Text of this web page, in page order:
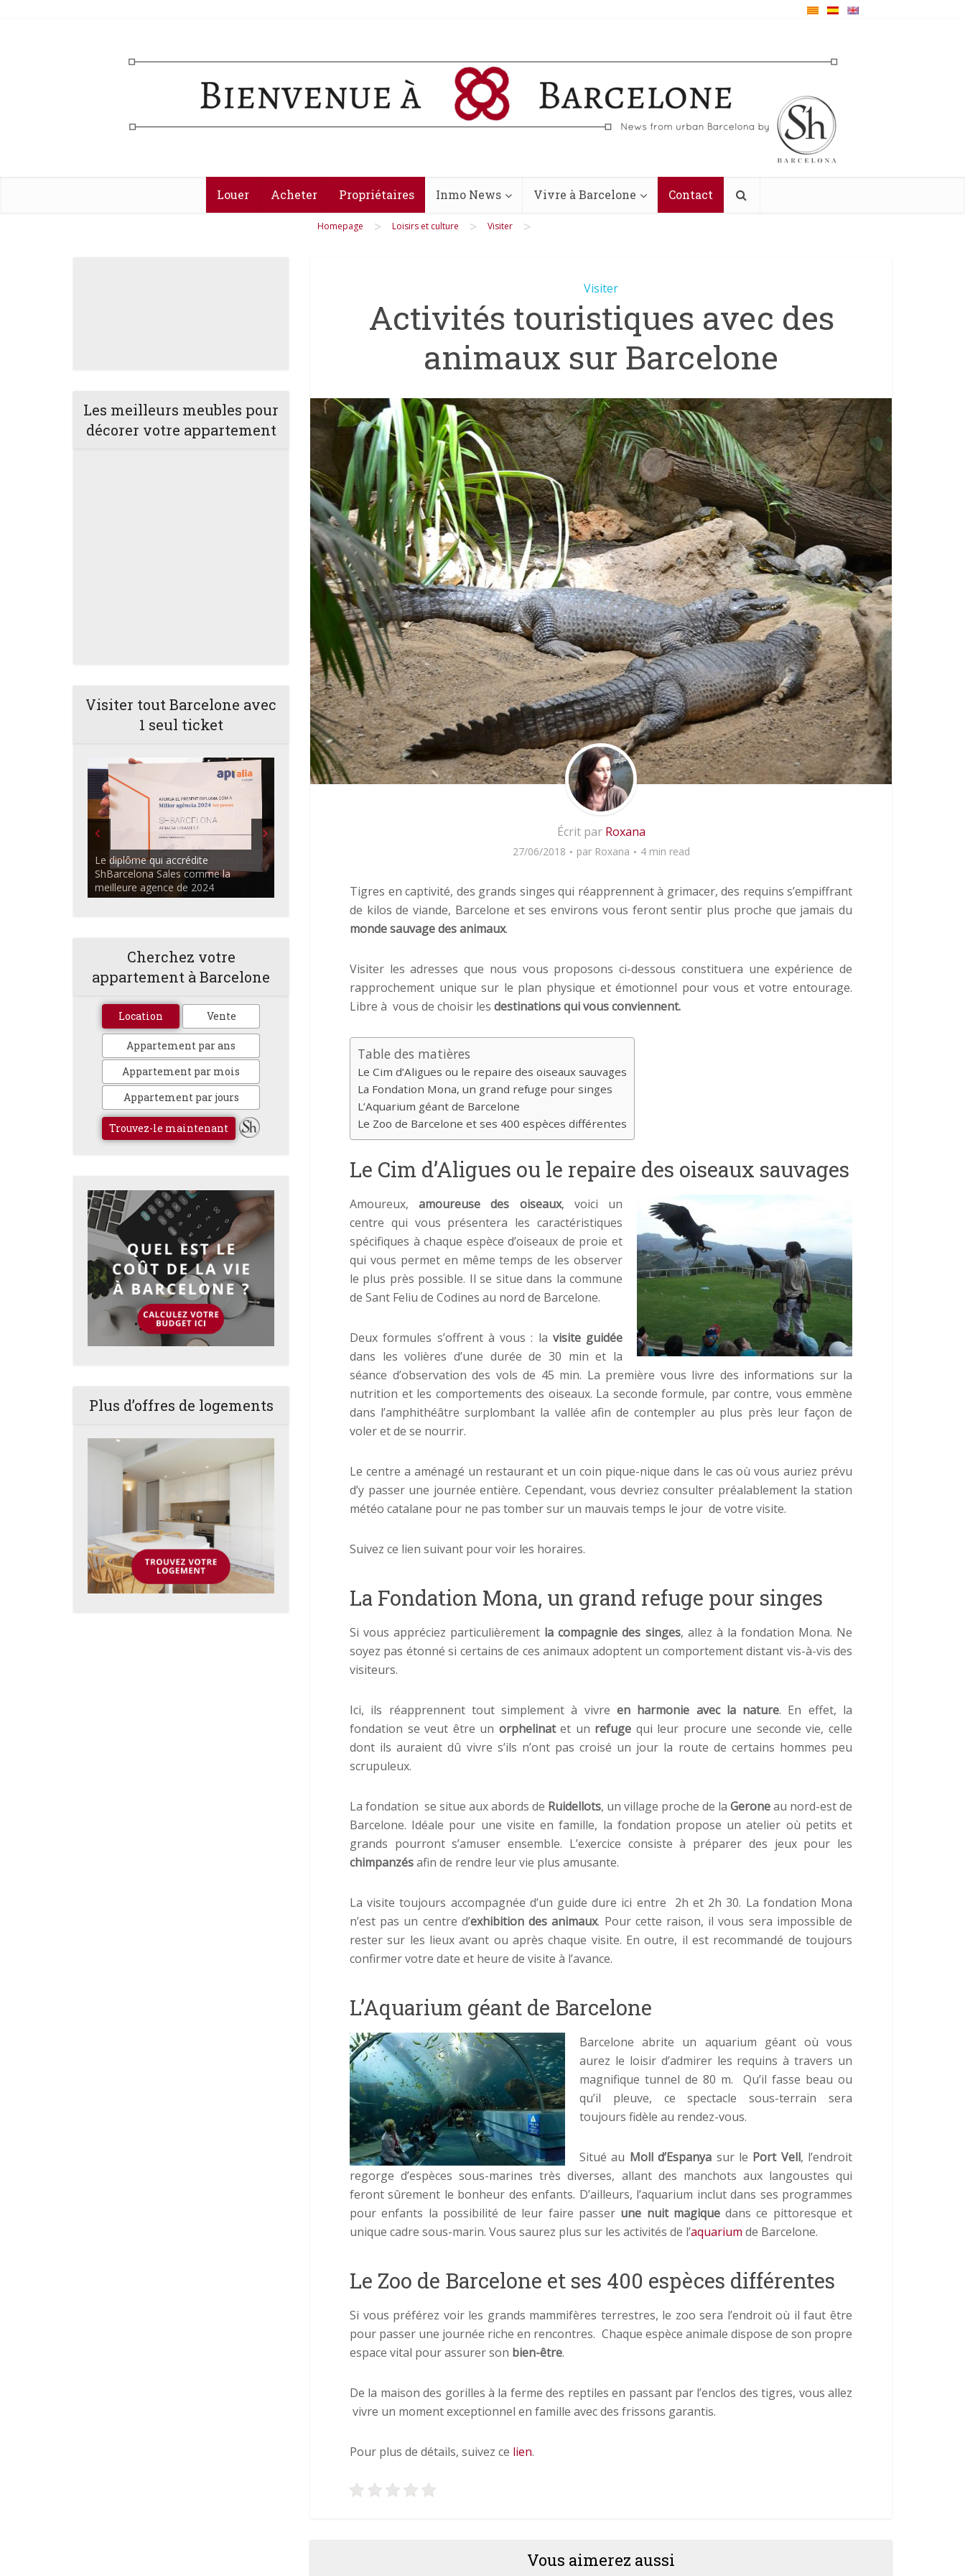
Louer Acheter Propriétaires Inmo News Vivre à Barcelone Contact
Homepage > Loisirs et culture > Visiter >
Les meilleurs meubles pour
décorer votre appartement
Visiter tout Barcelone avec
1 seul ticket
ShBarcelona Agents commerciaux
discutant dans l'auditorium du
Centre Apialia
Cherchez votre
appartement à Barcelone
Location Vente
Appartement par ans
Appartement par mois
Appartement par jours
Trouvez-le maintenant
Plus d’offres de logements
Visiter
Activités touristiques avec des
animaux sur Barcelone
Écrit par Roxana
27/06/2018 par Roxana 4 min read
Tigres en captivité, des grands singes qui réapprennent à grimacer, des requins s’empiffrant
de kilos de viande, Barcelone et ses environs vous feront sentir plus proche que jamais du
monde sauvage des animaux.
Visiter les adresses que nous vous proposons ci-dessous constituera une expérience de
rapprochement unique sur le plan physique et émotionnel pour vous et votre entourage.
Libre à vous de choisir les destinations qui vous conviennent.
Table des matières
Le Cim d’Aligues ou le repaire des oiseaux sauvages
La Fondation Mona, un grand refuge pour singes
L’Aquarium géant de Barcelone
Le Zoo de Barcelone et ses 400 espèces différentes
Le Cim d’Aligues ou le repaire des oiseaux sauvages
Amoureux,amoureuse des oiseaux, voici un
centre qui vous présentera les caractéristiques
spécifiques à chaque espèce d’oiseaux de proie et
qui vous permet en même temps de les observer
le plus près possible. Il se situe dans la commune
de Sant Feliu de Codines au nord de Barcelone.
Deux formules s’offrent à vous : la visite guidée
dans les volières d’une durée de 30 min et la
séance d’observation des vols de 45 min. La première vous livre des informations sur la
nutrition et les comportements des oiseaux. La seconde formule, par contre, vous emmène
dans l’amphithéâtre surplombant la vallée afin de contempler au plus près leur façon de
voler et de se nourrir.
Le centre a aménagé un restaurant et un coin pique-nique dans le cas où vous auriez prévu
d’y passer une journée entière. Cependant, vous devriez consulter préalablement la station
météo catalane pour ne pas tomber sur un mauvais temps le jour de votre visite.
Suivez ce lien suivant pour voir les horaires.
La Fondation Mona, un grand refuge pour singes
Si vous appréciez particulièrement la compagnie des singes, allez à la fondation Mona. Ne
soyez pas étonné si certains de ces animaux adoptent un comportement distant vis-à-vis des
visiteurs.
Ici, ils réapprennent tout simplement à vivre en harmonie avec la nature. En effet, la
fondation se veut être un orphelinatet un refuge qui leur procure une seconde vie, celle
dont ils auraient dû vivre s’ils n’ont pas croisé un jour la route de certains hommes peu
scrupuleux.
La fondation se situe aux abords de Ruidellots, un village proche de la Geroneau nord-est de
Barcelone. Idéale pour une visite en famille, la fondation propose un atelier où petits et
grands pourront s’amuser ensemble. L’exercice consiste à préparer des jeux pour les
chimpanzésafin de rendre leur vie plus amusante.
La visite toujours accompagnée d’un guide dure ici entre 2h et 2h 30. La fondation Mona
n’est pas un centre d’exhibition des animaux. Pour cette raison, il vous sera impossible de
rester sur les lieux avant ou après chaque visite. En outre, il est recommandé de toujours
confirmer votre date et heure de visite à l’avance.
L’Aquarium géant de Barcelone
Barcelone abrite un aquarium géant où vous
aurez le loisir d’admirer les requins à travers un
magnifique tunnel de 80 m. Qu’il fasse beau ou
qu’il pleuve, ce spectacle sous-terrain sera
toujours fidèle au rendez-vous.
Situé au Moll d’Espanya sur le Port Vell, l’endroit
regorge d’espèces sous-marines très diverses, allant des manchots aux langoustes qui
feront sûrement le bonheur des enfants. D’ailleurs, l’aquarium inclut dans ses programmes
pour enfants la possibilité de leur faire passer une nuit magiquedans ce pittoresque et
unique cadre sous-marin. Vous saurez plus sur les activités de l’aquarium de Barcelone.
Le Zoo de Barcelone et ses 400 espèces différentes
Si vous préférez voir les grands mammifères terrestres, le zoo sera l’endroit où il faut être
pour passer une journée riche en rencontres. Chaque espèce animale dispose de son propre
espace vital pour assurer son bien-être.
De la maison des gorilles à la ferme des reptiles en passant par l’enclos des tigres, vous allez
vivre un moment exceptionnel en famille avec des frissons garantis.
Pour plus de détails, suivez ce lien.
Vous aimerez aussi